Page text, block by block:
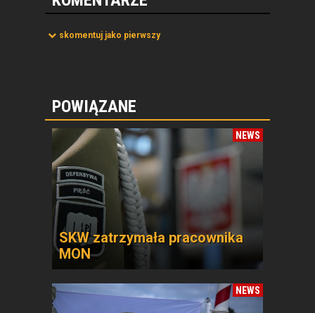
skomentuj jako pierwszy
POWIĄZANE
NEWS
SKW zatrzymała pracownika
MON
NEWS